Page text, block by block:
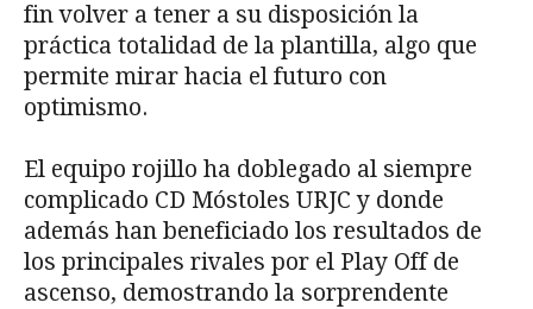
fin volver a tener a su disposición la
práctica totalidad de la plantilla, algo que
permite mirar hacia el futuro con
optimismo.
El equipo rojillo ha doblegado al siempre
complicado CD Móstoles URJC y donde
además han beneficiado los resultados de
los principales rivales por el Play Off de
ascenso, demostrando la sorprendente